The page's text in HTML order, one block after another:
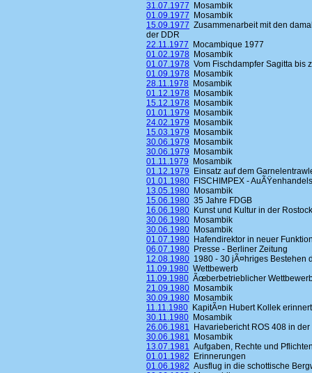
31.07.1977 Mosambik
01.09.1977 Mosambik
15.09.1977 Zusammenarbeit mit den
der DDR
22.11.1977 Mocambique 1977
01.02.1978 Mosambik
01.07.1978 Vom Fischdampfer Sagitta bis
01.09.1978 Mosambik
28.11.1978 Mosambik
01.12.1978 Mosambik
15.12.1978 Mosambik
01.01.1979 Mosambik
24.02.1979 Mosambik
15.03.1979 Mosambik
30.06.1979 Mosambik
30.06.1979 Mosambik
01.11.1979 Mosambik
01.12.1979 Einsatz auf dem
01.01.1980 FISCHIMPEX -
13.05.1980 Mosambik
15.06.1980 35 Jahre FDGB
16.06.1980 Kunst und Kultur in der
30.06.1980 Mosambik
30.06.1980 Mosambik
01.07.1980 Hafendirektor in neuer
06.07.1980 Presse - Berliner Zeitung
12.08.1980 1980 - 30 jÃ¤hriges Bestehen
11.09.1980 Wettbewerb
11.09.1980 Ãœberbetrieblicher
21.09.1980 Mosambik
30.09.1980 Mosambik
11.11.1980 KapitÃ¤n Hubert Kollek
30.11.1980 Mosambik
26.06.1981 Havariebericht ROS 408 in
30.06.1981 Mosambik
13.07.1981 Aufgaben, Rechte und
01.01.1982 Erinnerungen
01.06.1982 Ausflug in die schottische